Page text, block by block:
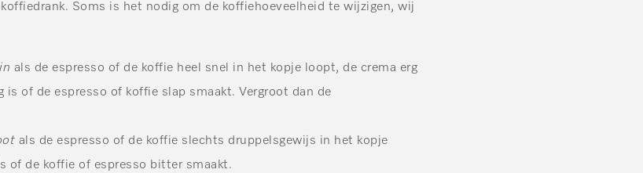
Soms is het nodig om de koffiehoeveelheid te wijzigen, wij
als de espresso of de koffie heel snel in het kopje loopt, de crema erg
is of de espresso of koffie slap smaakt. Vergroot dan de
als de espresso of de koffie slechts druppelsgewijs in het kopje
of de koffie of espresso bitter smaakt.